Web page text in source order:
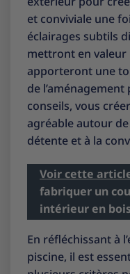
et conviviale une
éclairages subtils
mettront en valeur
apporteront une
de l’aménagement
conseils, vous
agréable autour
détente et à la
Voir cette
fabriquer un
intérieur en
En réfléchissant à
piscine, il est